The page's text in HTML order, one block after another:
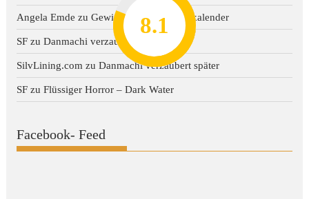
8.2
7.8
7.1
7
8.1
Angela Emde zuGewinne DEN Adventskalender
SF zuDanmachi verzaubert später
SilvLining.com zuDanmachi verzaubert später
SF zuFlüssiger Horror – Dark Water
Facebook- Feed